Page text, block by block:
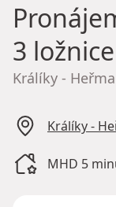
3
Králíky -
Králíky -
MHD 5